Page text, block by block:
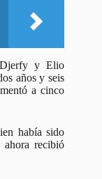
y Elio
años y seis
a cinco
había sido
ahora recibió